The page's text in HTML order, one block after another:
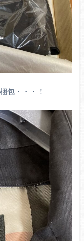
包・・・！